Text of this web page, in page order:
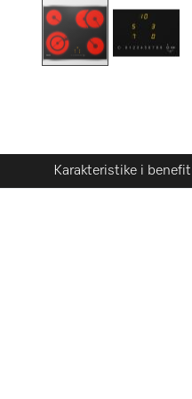
Karakteristike i